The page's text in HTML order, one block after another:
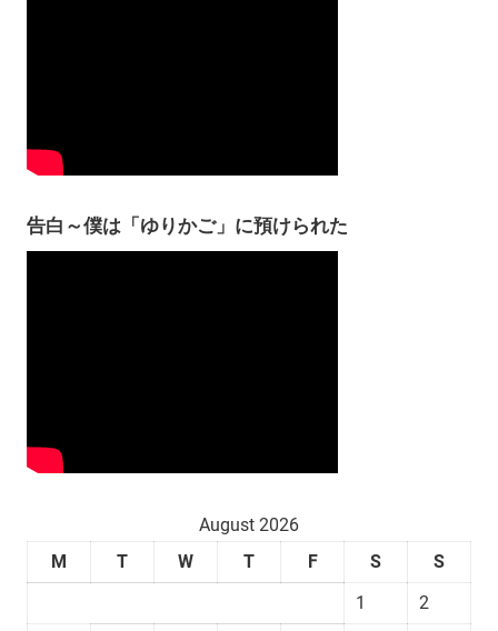
告白～僕は「ゆりかご」に預けられた
August 2026
M
T W T F S
S
1
2